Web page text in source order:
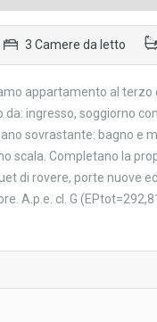
3 Camere da letto
appartamento al
ingresso, soggiorno
sovrastante: bagno
scala. Completano la
di rovere, porte nuove
A.p.e. cl. G